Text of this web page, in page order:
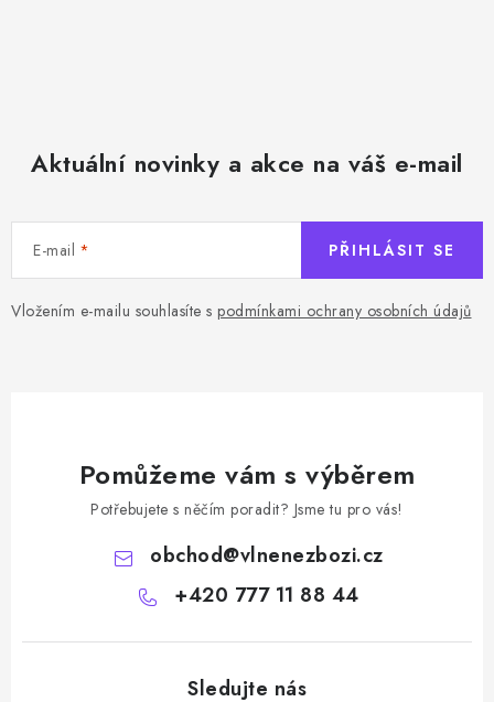
Aktuální novinky a akce na váš e-mail
E-mail
Vložením e-mailu souhlasíte s podmínkami ochrany osobních údajů
PŘIHLÁSIT SE
Pomůžeme vám s výběrem
Potřebujete s něčím poradit? Jsme tu pro vás!
obchod@vlnenezbozi.cz
+420 777 11 88 44